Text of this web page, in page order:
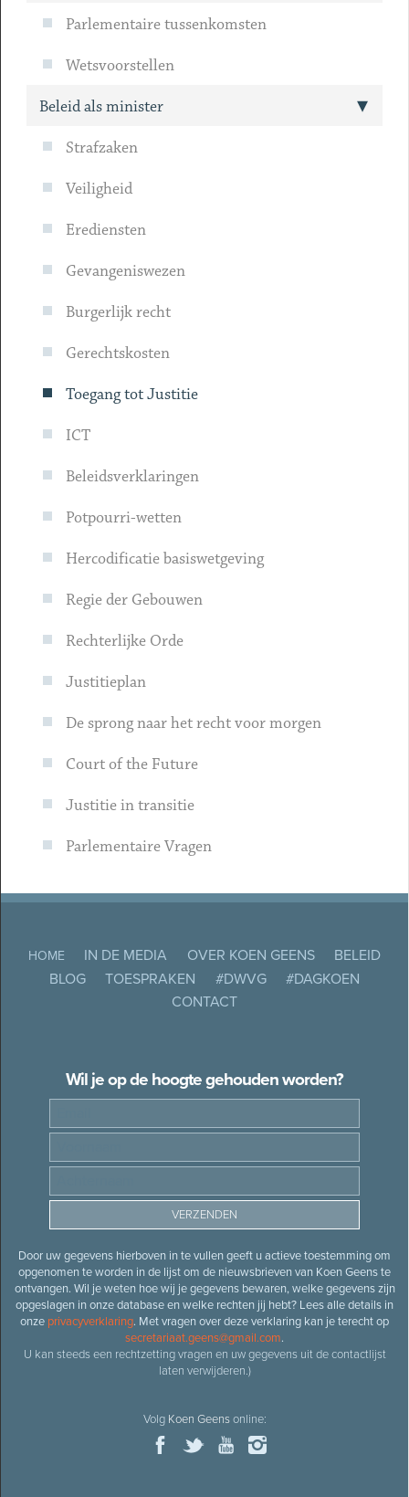
Parlementaire tussenkomsten
Wetsvoorstellen
Beleid als minister
Strafzaken
Veiligheid
Erediensten
Gevangeniswezen
Burgerlijk recht
Gerechtskosten
Toegang tot Justitie
ICT
Beleidsverklaringen
Potpourri-wetten
Hercodificatie basiswetgeving
Regie der Gebouwen
Rechterlijke Orde
Justitieplan
De sprong naar het recht voor morgen
Court of the Future
Justitie in transitie
Parlementaire Vragen
HOME IN DE MEDIA OVER KOEN GEENS
BELEID
BLOG
TOESPRAKEN #DWVG
#DAGKOEN
CONTACT
Wil je op de hoogte gehouden worden?
Door uw gegevens hierboven in te vullen geeft u actieve toestemming om
opgenomen te worden in de lijst om de nieuwsbrieven van Koen Geens te
ontvangen. Wil je weten hoe wij je gegevens bewaren, welke gegevens zijn
opgeslagen in onze database en welke rechten jij hebt? Lees alle details in
onze privacyverklaring. Met vragen over deze verklaring kan je terecht op
secretariaat.geens@gmail.com.
U kan steeds een rechtzetting vragen en uw gegevens uit de contactlijst
laten verwijderen.)
Volg Koen Geensonline: